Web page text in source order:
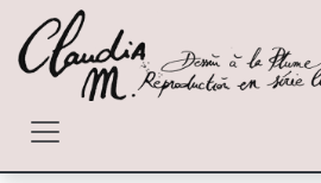
Se rendre au contenu